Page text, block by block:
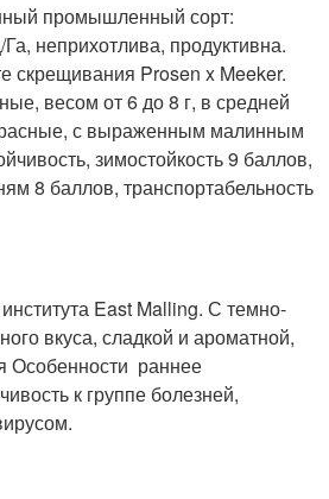
промышленный сорт:
неприхотлива, продуктивна.
скрещивания Prosen x Meeker.
весом от 6 до 8 г, в средней
с выраженным малинным
зимостойкость 9 баллов,
8 баллов, транспортабельность
East Malling. С темно-
вкуса, сладкой и ароматной,
Особенности раннее
к группе болезней,